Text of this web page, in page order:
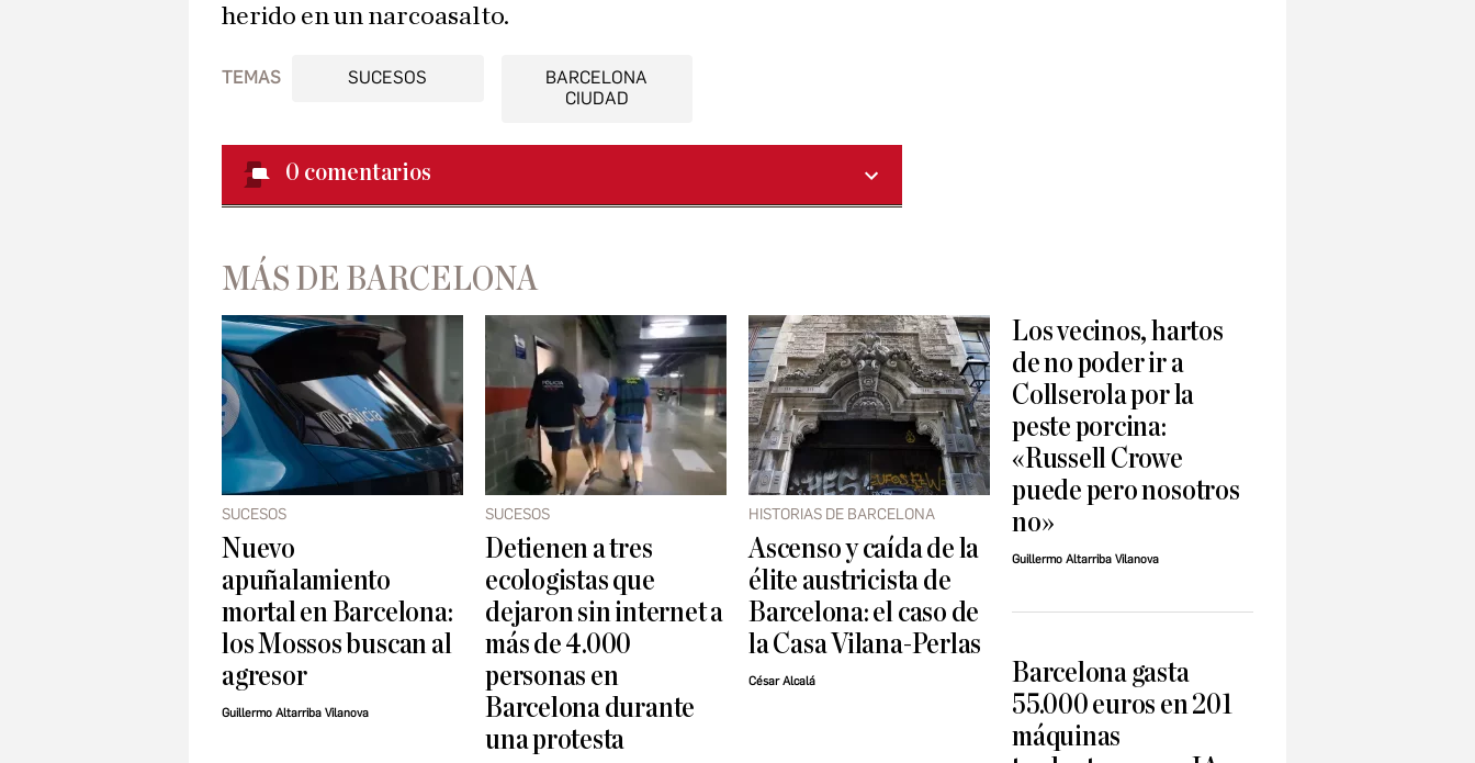
herido en un narcoasalto.
TEMAS SUCESOS
BARCELONA
CIUDAD
0 comentarios
MÁS DE BARCELONA
SUCESOS
Nuevo
apuñalamiento
mortal en Barcelona:
los Mossos buscan al
agresor
Guillermo Altarriba Vilanova
SUCESOS
Detienen a tres
ecologistas que
dejaron sin internet a
más de 4.000
personas en
Barcelona durante
una protesta
HISTORIAS DE BARCELONA
Ascenso y caída de la
élite austricista de
Barcelona: el caso de
la Casa Vilana-Perlas
César Alcalá
Los vecinos, hartos
de no poder ir a
Collserola por la
peste porcina:
«Russell Crowe
puede pero nosotros
no»
Guillermo Altarriba Vilanova
Barcelona gasta
55.000 euros en 201
máquinas